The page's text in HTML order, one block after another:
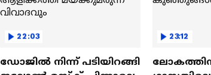
22:03
ഡോജിൽ നിന്ന് പടിയിറങ്ങി
23:12